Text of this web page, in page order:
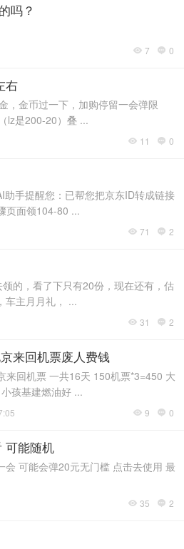
吗？
 7  0
右
，金币过一下，加购停留一会弹限
lz是200-20）叠 ...
 11  0
手提醒您：已帮您把京东ID转成链接
页面领104-80 ...
 71  2
的，看了下只有20份，现在还有，估
车主月月礼， ...
 31  2
来回机票废人费钱
来回机票 一共16天 150机票*3=450 大
孩基建燃油好 ...
 9  0
可能随机
会 可能会弹20元无门槛 点击去使用 最
 35  2